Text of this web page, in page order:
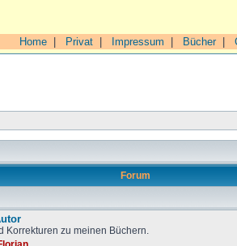
Home Privat Impressum Bücher|
Forum
Korrekturen zu meinen Büchern.